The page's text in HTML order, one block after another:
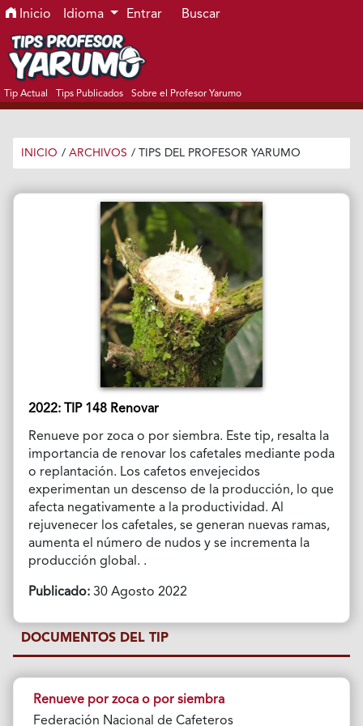
Ir al menú de navegación principal
Ir al contenido principal
Ir al pie de página del sitio
Inicio Idioma Entrar Buscar
Tip Actual Tips Publicados Sobre el Profesor Yarumo
INICIO / ARCHIVOS / TIPS DEL PROFESOR YARUMO
2022: TIP 148 Renovar
Renueve por zoca o por siembra. Este tip, resalta la
importancia de renovar los cafetales mediante poda
o replantación. Los cafetos envejecidos
experimentan un descenso de la producción, lo que
afecta negativamente a la productividad. Al
rejuvenecer los cafetales, se generan nuevas ramas,
aumenta el número de nudos y se incrementa la
producción global. .
Publicado:30 Agosto 2022
DOCUMENTOS DEL TIP
Renueve por zoca o por siembra
Federación Nacional de Cafeteros